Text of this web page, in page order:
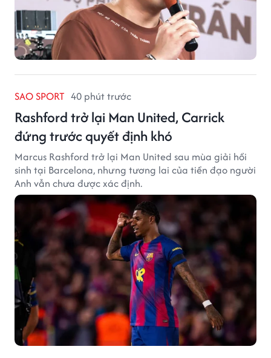
SAO SPORT 40 phút trước
Rashford trở lại Man United, Carrick
đứng trước quyết định khó
Marcus Rashford trở lại Man United sau mùa giải hồi
sinh tại Barcelona, nhưng tương lai của tiền đạo người
Anh vẫn chưa được xác định.